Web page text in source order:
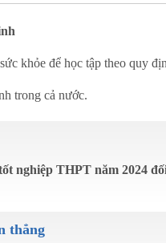
khỏe để học tập theo quy
trong cả nước.
nghiệp THPT năm 2024
thẳng